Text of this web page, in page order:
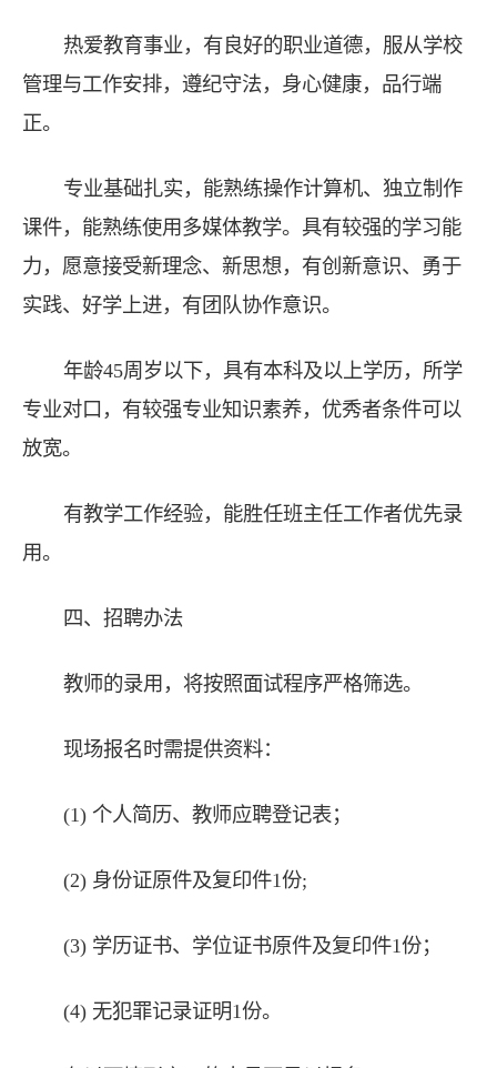
热爱教育事业，有良好的职业道德，服从学校
管理与工作安排，遵纪守法，身心健康，品行端
正。
专业基础扎实，能熟练操作计算机、独立制作
课件，能熟练使用多媒体教学。具有较强的学习能
力，愿意接受新理念、新思想，有创新意识、勇于
实践、好学上进，有团队协作意识。
年龄45周岁以下，具有本科及以上学历，所学
专业对口，有较强专业知识素养，优秀者条件可以
放宽。
有教学工作经验，能胜任班主任工作者优先录
用。
四、招聘办法
教师的录用，将按照面试程序严格筛选。
现场报名时需提供资料：
(1) 个人简历、教师应聘登记表；
(2) 身份证原件及复印件1份;
(3) 学历证书、学位证书原件及复印件1份；
(4) 无犯罪记录证明1份。